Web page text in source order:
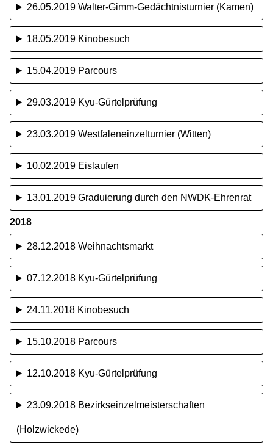
26.05.2019 Walter-Gimm-Gedächtnisturnier (Kamen)
18.05.2019 Kinobesuch
15.04.2019 Parcours
29.03.2019 Kyu-Gürtelprüfung
23.03.2019 Westfaleneinzelturnier (Witten)
10.02.2019 Eislaufen
13.01.2019 Graduierung durch den NWDK-Ehrenrat
2018
28.12.2018 Weihnachtsmarkt
07.12.2018 Kyu-Gürtelprüfung
24.11.2018 Kinobesuch
15.10.2018 Parcours
12.10.2018 Kyu-Gürtelprüfung
23.09.2018 Bezirkseinzelmeisterschaften
(Holzwickede)